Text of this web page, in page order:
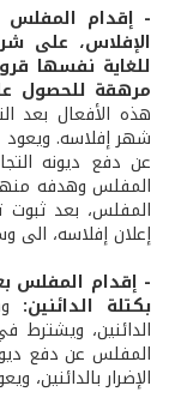
- إقدام المفلس
الإفلاس، على
للغاية نفسها
مرهقة للحصول
هذه الأفعال بعد
شهر إفلاسه. ويعود
عن دفع ديونه
المفلس وهدفه
المفلس، بعد ثبوت
إعلان إفلاسه، الى
- إقدام المفلس
بكتلة الدائنين:
الدائنين، ويشترط
المفلس عن دفع
الإضرار بالدائنين،